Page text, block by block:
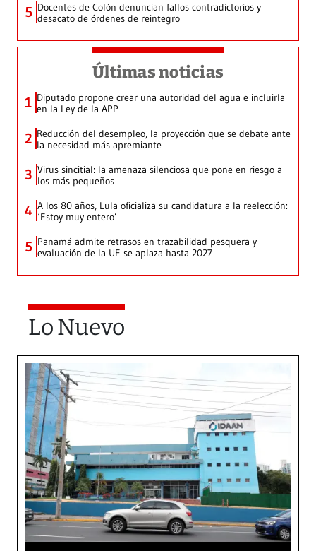
5 Docentes de Colón denuncian fallos contradictorios y
desacato de órdenes de reintegro
Últimas noticias
1 Diputado propone crear una autoridad del agua e incluirla
en la Ley de la APP
2 Reducción del desempleo, la proyección que se debate ante
la necesidad más apremiante
3 Virus sincitial: la amenaza silenciosa que pone en riesgo a
los más pequeños
4 A los 80 años, Lula oficializa su candidatura a la reelección:
‘Estoy muy entero’
5 Panamá admite retrasos en trazabilidad pesquera y
evaluación de la UE se aplaza hasta 2027
Lo Nuevo